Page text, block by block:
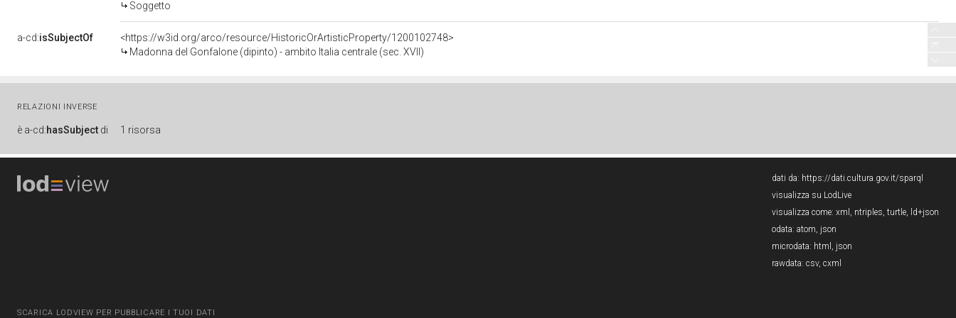
Soggetto
a-cd:isSubjectOf
<https://w3id.org/arco/resource/HistoricOrArtisticProperty/1200102748>
Madonna del Gonfalone (dipinto) - ambito Italia centrale (sec. XVII)
RELAZIONI INVERSE
è a-cd:hasSubject di 1 risorsa
SCARICA LODVIEW PER PUBBLICARE I TUOI DATI
dati da: https://dati.cultura.gov.it/sparql
visualizza su LodLive
visualizza come: xml , ntriples, turtle, ld+json
odata: atom, json
microdata: html , json
rawdata: csv, cxml